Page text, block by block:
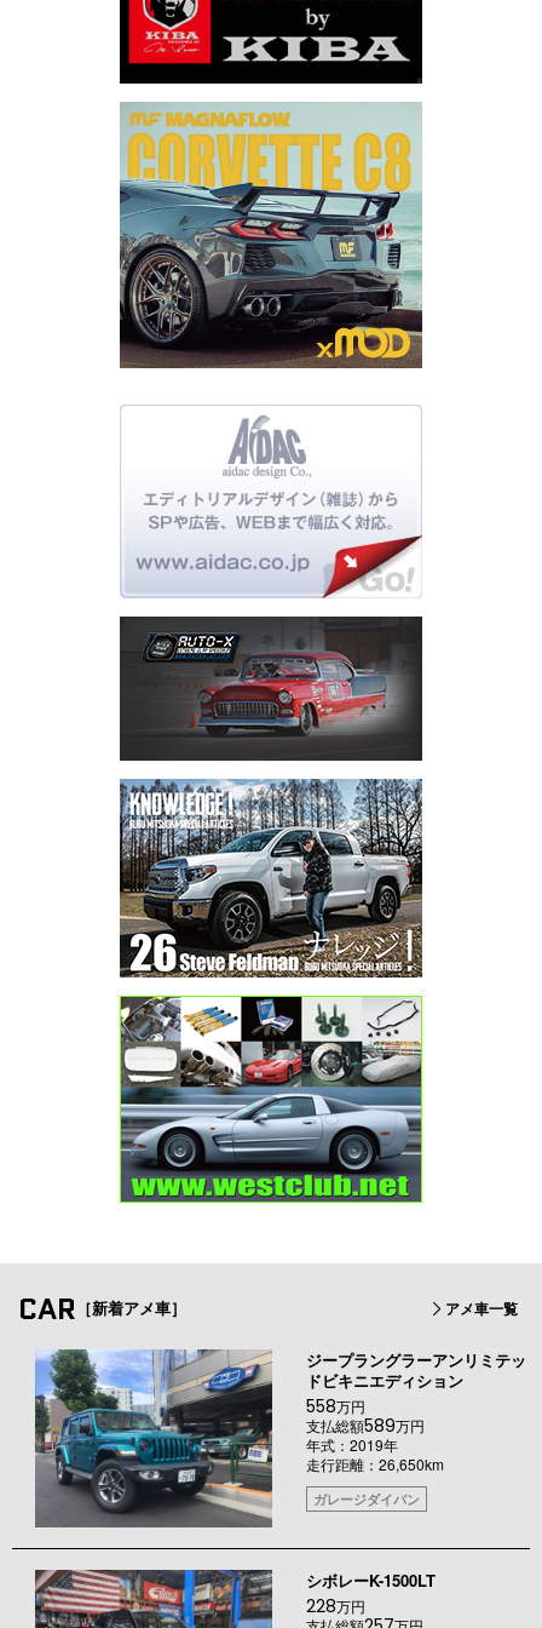
CAR ［新着アメ車］ アメ車一覧
ジープラングラーアンリミテッ
ドビキニエディション
558万円
支払総額589万円
年式：2019年
走行距離：26,650km
ガレージダイバン
シボレーK-1500LT
228万円